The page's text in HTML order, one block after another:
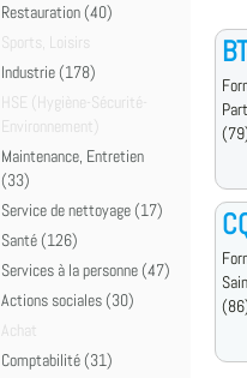
Restauration (40)
Sports, Loisirs
Industrie (178)
HSE (Hygiène-Sécurité-
Environnement)
Maintenance, Entretien
(33)
Service de nettoyage (17)
Santé (126)
Services à la personne (47)
Actions sociales (30)
Achat
Comptabilité (31)